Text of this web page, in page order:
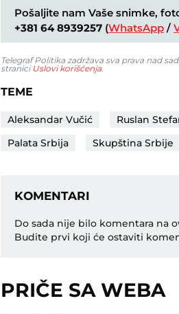
Pošaljite nam Vaše snimke,
+381 64 8939257 (WhatsApp /
Telegraf Politika zadržava sva prava nad
stranici Uslovi korišćenja
TEME
Aleksandar Vučić Ruslan
Palata Srbija
Skupština Srbije
KOMENTARI
Do sada nije bilo komentara na
Budite prvi koji će ostaviti
PRIČE SA WEBA